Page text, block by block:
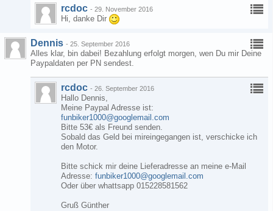
rcdoc - 29. November 2016
Hi, danke Dir
Dennis - 25. September 2016
Alles klar, bin dabei! Bezahlung erfolgt morgen, wen Du mir Deine
Paypaldaten per PN sendest.
rcdoc - 26. September 2016
Hallo Dennis,
Meine Paypal Adresse ist:
funbiker1000@googlemail.com
Bitte 53€ als Freund senden.
Sobald das Geld bei mireingegangen ist, verschicke ich
den Motor.
Bitte schick mir deine Lieferadresse an meine e-Mail
Adresse: funbiker1000@googlemail.com
Oder über whattsapp 015228581562
Gruß Günther